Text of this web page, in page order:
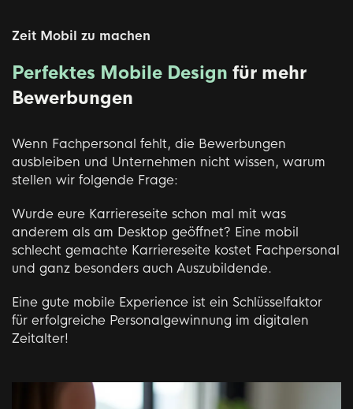
Zeit Mobil zu machen
Perfektes Mobile Design für mehr
Bewerbungen
Wenn Fachpersonal fehlt, die Bewerbungen
ausbleiben und Unternehmen nicht wissen, warum
stellen wir folgende Frage:
Wurde eure Karriereseite schon mal mit was
anderem als am Desktop geöffnet? Eine mobil
schlecht gemachte Karriereseite kostet Fachpersonal
und ganz besonders auch Auszubildende.
Eine gute mobile Experience ist ein Schlüsselfaktor
für erfolgreiche Personalgewinnung im digitalen
Zeitalter!